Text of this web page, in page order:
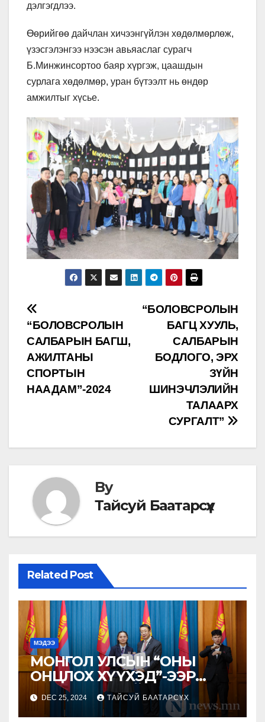
дэлгэгдлээ.
Өөрийгөө дайчлан хичээнгүйлэн хөдөлмөрлөж,
үзэсгэлэнгээ нээсэн авьяаслаг сурагч
Б.Минжинсортоо баяр хүргэж, цаашдын
сурлага хөдөлмөр, уран бүтээлт нь өндөр
амжилтыг хүсье.
Post
navigation
“БОЛОВСРОЛЫН
БАГЦ ХУУЛЬ,
САЛБАРЫН
БОДЛОГО, ЭРХ
ЗҮЙН
ШИНЭЧЛЭЛИЙН
ТАЛААРХ
СУРГАЛТ”
“БОЛОВСРОЛЫН
САЛБАРЫН БАГШ,
АЖИЛТАНЫ
СПОРТЫН
НААДАМ”-2024
By
Тайсуй Баатарсүх
Related Post
МЭДЭЭ
МОНГОЛ УЛСЫН “ОНЫ
ОНЦЛОХ ХҮҮХЭД”-ЭЭР
СҮХБААТАР АЙМГААС
АДЬЯАЖАВЫН ОЮУН-
DEC 25, 2024 ТАЙСУЙ БААТАРСҮХ